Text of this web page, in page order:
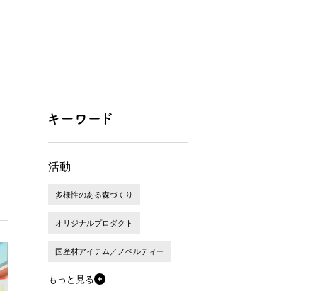
活動
多様性のある森づくり
オリジナルプロダクト
国産材アイテム／ノベルティー
もっと見る